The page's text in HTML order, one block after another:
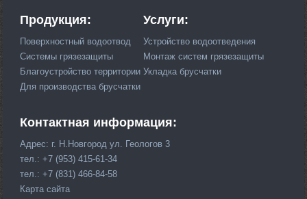
Продукция:
Поверхностный водоотвод
Системы грязезащиты
Благоустройство территории
Для производства брусчатки
Услуги:
Устройство водоотведения
Монтаж систем грязезащиты
Укладка брусчатки
Контактная информация:
Адрес: г. Н.Новгород ул. Геологов 3
тел.: +7 (953) 415-61-34
тел.: +7 (831) 466-84-58
Карта сайта